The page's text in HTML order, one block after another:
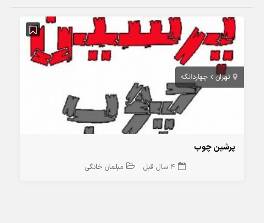
تهران چهاردانگه
پرشین چوب
4 سال قبل مبلمان خانگی